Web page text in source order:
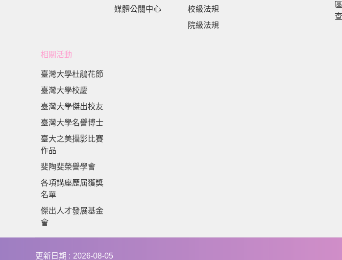
媒體公關中心
校級法規
院級法規
相關活動
臺灣大學杜鵑花節
臺灣大學校慶
臺灣大學傑出校友
臺灣大學名譽博士
臺大之美攝影比賽
作品
斐陶斐榮譽學會
各項講座歷屆獲獎
名單
傑出人才發展基金
會
更新日期 2026-08-05